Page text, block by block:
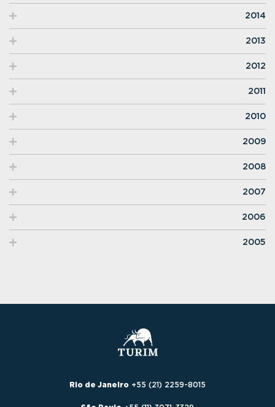
2014
2013
2012
2011
2010
2009
2008
2007
2006
2005
Rio de Janeiro +55 (21) 2259-8015